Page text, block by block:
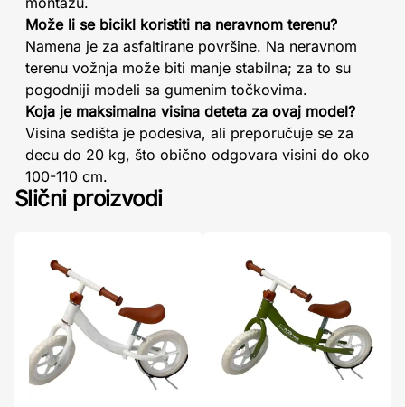
Može li se bicikl koristiti na neravnom terenu?
Namena je za asfaltirane površine. Na neravnom
terenu vožnja može biti manje stabilna; za to su
pogodniji modeli sa gumenim točkovima.
Koja je maksimalna visina deteta za ovaj model?
Visina sedišta je podesiva, ali preporučuje se za
decu do 20 kg, što obično odgovara visini do oko
100-110 cm.
Slični proizvodi